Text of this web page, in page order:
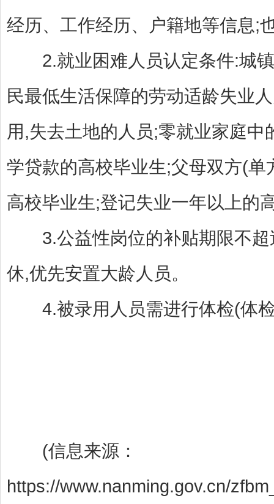
经历、工作经历、户籍地等信息;
2.就业困难人员认定条件:城镇
民最低生活保障的劳动适龄失业
用,失去土地的人员;零就业家庭
学贷款的高校毕业生;父母双方(
高校毕业生;登记失业一年以上的
3.公益性岗位的补贴期限不超
休,优先安置大龄人员。
4.被录用人员需进行体检(体
(信息来源：
https://www.nanming.gov.cn/